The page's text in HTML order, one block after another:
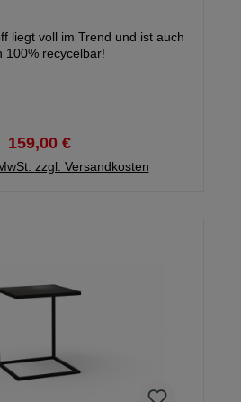
liegt voll im Trend und ist auch
100% recycelbar!
159,00 €
zzgl. Versandkosten